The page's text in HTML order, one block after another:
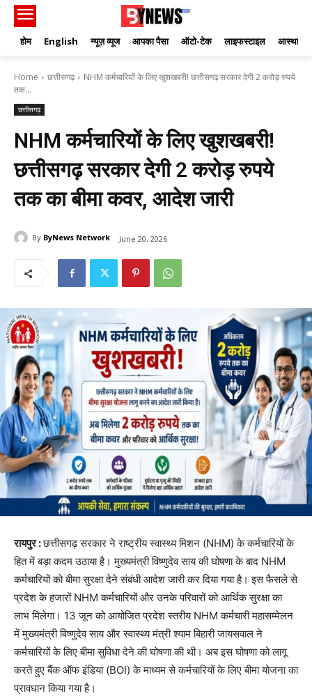
होम English न्यूज़ व्यूज आपका पैसा ऑटो-टेक लाइफस्टाइल आस्था
Home छत्तीसगढ़
NHM कर्मचारियों के लिए खुशखबरी! छत्तीसगढ़ सरकार देगी 2 करोड़ रुपये
तक...
छत्तीसगढ़
NHM कर्मचारियों के लिए खुशखबरी!
छत्तीसगढ़ सरकार देगी 2 करोड़ रुपये
तक का बीमा कवर, आदेश जारी
By ByNews Network June 20, 2026
रायपुर :छत्तीसगढ़ सरकार ने राष्ट्रीय स्वास्थ्य मिशन (NHM) के कर्मचारियों के
हित में बड़ा कदम उठाया है। मुख्यमंत्री विष्णुदेव साय की घोषणा के बाद NHM
कर्मचारियों को बीमा सुरक्षा देने संबंधी आदेश जारी कर दिया गया है। इस फैसले से
प्रदेश के हजारों NHM कर्मचारियों और उनके परिवारों को आर्थिक सुरक्षा का
लाभ मिलेगा। 13 जून को आयोजित प्रदेश स्तरीय NHM कर्मचारी महासम्मेलन
में मुख्यमंत्री विष्णुदेव साय और स्वास्थ्य मंत्री श्याम बिहारी जायसवाल ने
कर्मचारियों के लिए बीमा सुविधा देने की घोषणा की थी। अब इस घोषणा को लागू
करते हुए बैंक ऑफ इंडिया (BOI) के माध्यम से कर्मचारियों के लिए बीमा योजना का
प्रावधान किया गया है।